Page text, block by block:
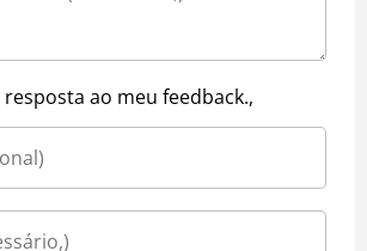
ao meu feedback.,